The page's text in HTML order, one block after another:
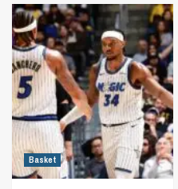
Basket